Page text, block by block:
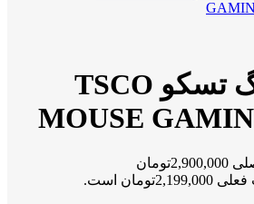
ماوس گیمینگ تسکو TSCO
MOUSE
قیمت اصلی 2,900,000تومان
است.